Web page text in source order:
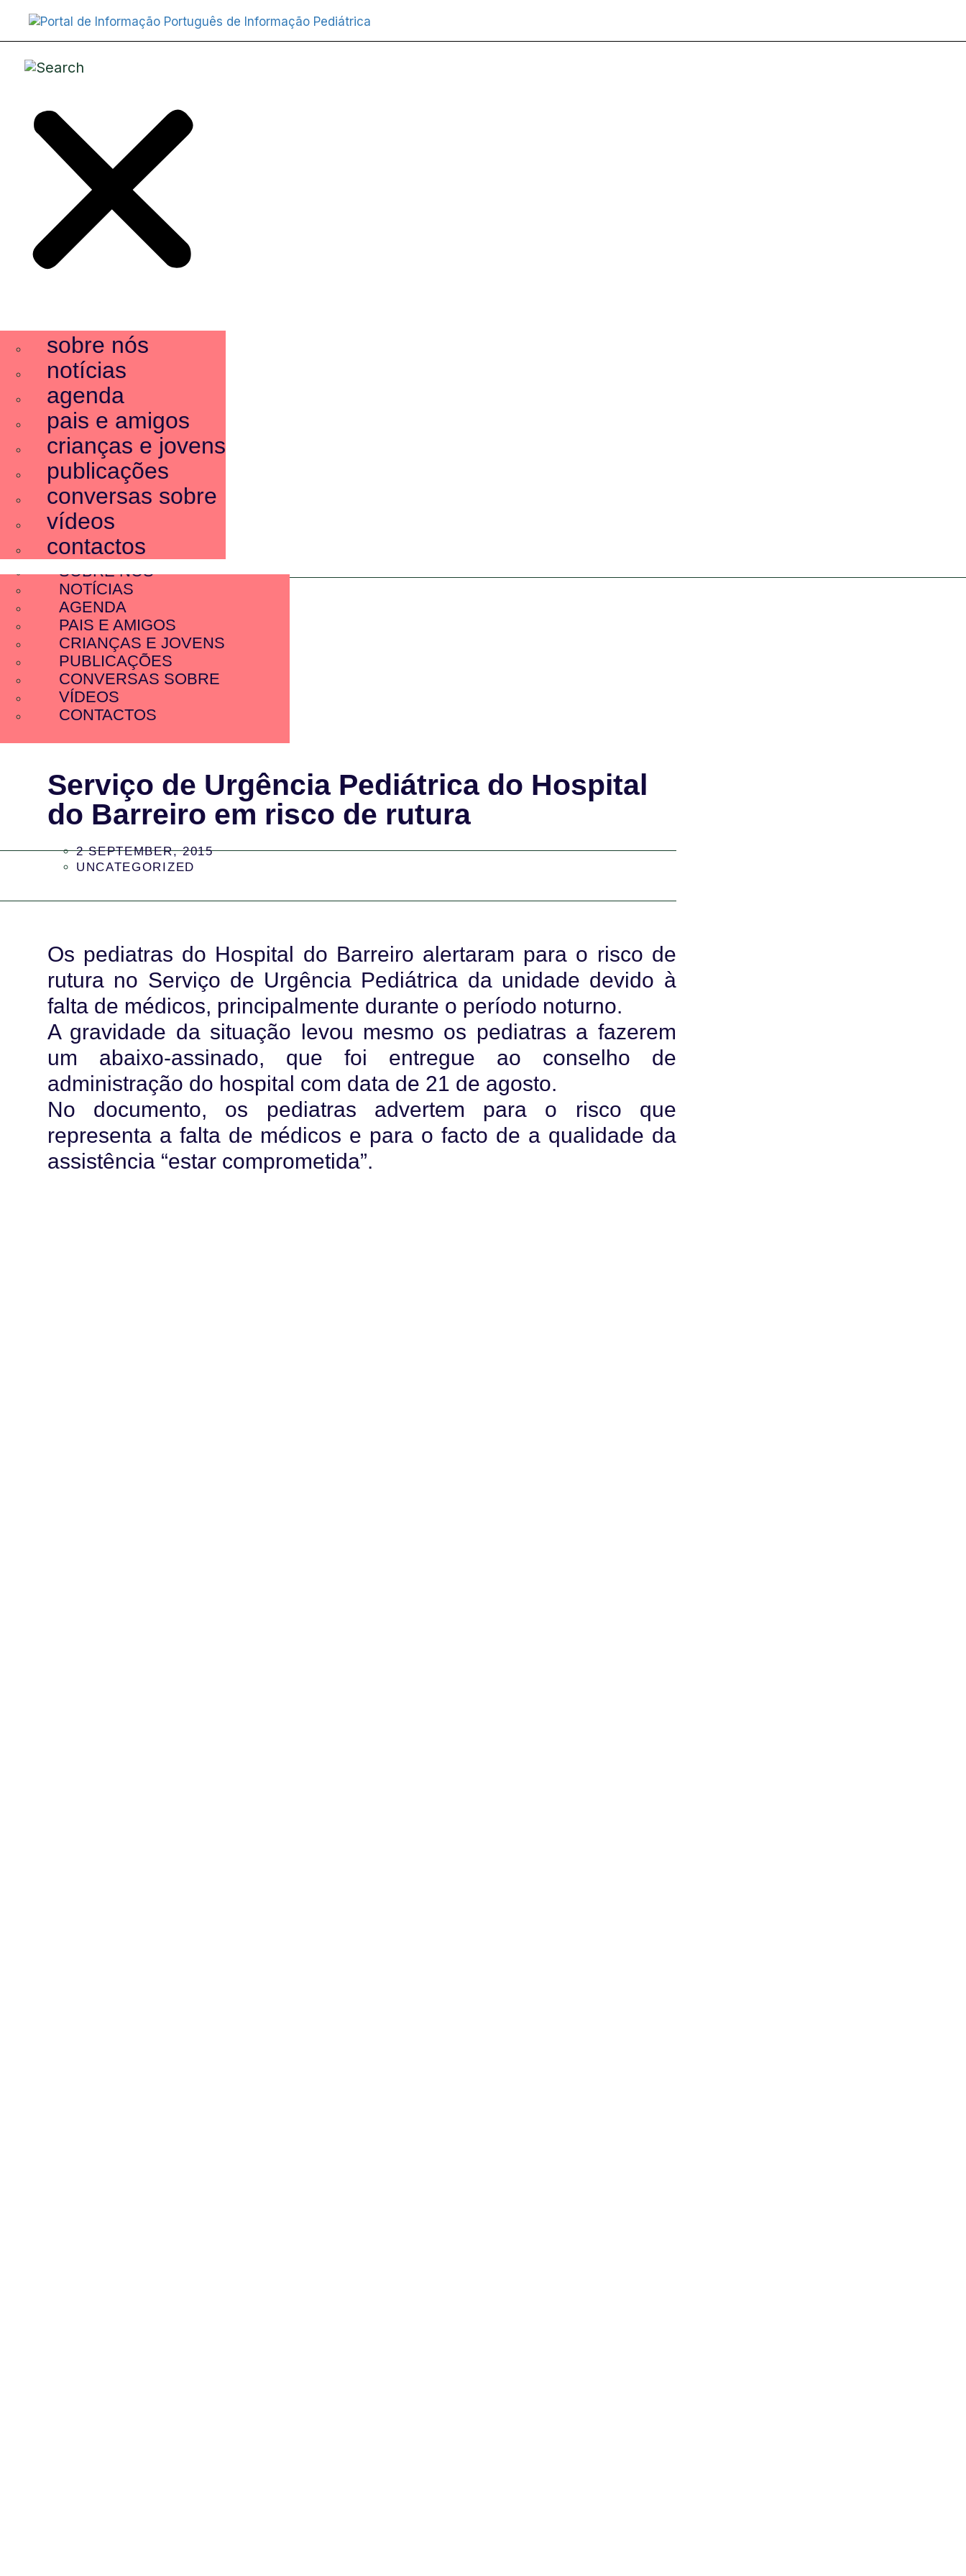
sobre nós
notícias
agenda
pais e amigos
crianças e jovens
publicações
conversas sobre
vídeos
contactos
SOBRE NÓS
NOTÍCIAS
AGENDA
PAIS E AMIGOS
CRIANÇAS E JOVENS
PUBLICAÇÕES
CONVERSAS SOBRE
VÍDEOS
CONTACTOS
Serviço de Urgência Pediátrica do Hospital
do Barreiro em risco de rutura
2 SEPTEMBER, 2015
UNCATEGORIZED
Os pediatras do Hospital do Barreiro alertaram para o risco de
rutura no Serviço de Urgência Pediátrica da unidade devido à
falta de médicos, principalmente durante o período noturno.
A gravidade da situação levou mesmo os pediatras a fazerem
um abaixo-assinado, que foi entregue ao conselho de
administração do hospital com data de 21 de agosto.
No documento, os pediatras advertem para o risco que
representa a falta de médicos e para o facto de a qualidade da
assistência “estar comprometida”.